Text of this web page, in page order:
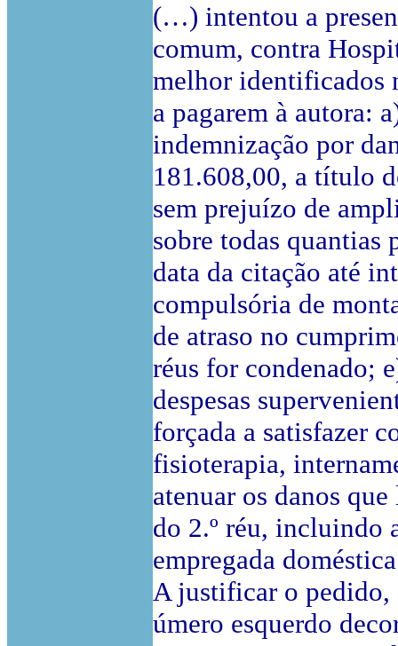
(…) intentou a
comum, contra
melhor identificados
a pagarem à autora:
indemnização por
181.608,00, a título
sem prejuízo de
sobre todas quantias
data da citação até
compulsória de
de atraso no
réus for condenado;
despesas
forçada a satisfazer
fisioterapia,
atenuar os danos
do 2.º réu, incluindo
empregada
A justificar o pedido,
úmero esquerdo